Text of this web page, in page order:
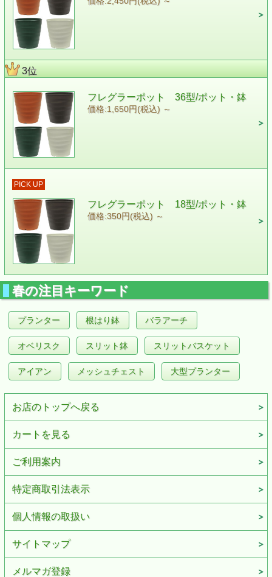
3位
フレグラーポット 36型/ポット・鉢
価格:1,650円(税込) ～
PICK UP
フレグラーポット 18型/ポット・鉢
価格:350円(税込) ～
春の注目キーワード
プランター 根はり鉢 バラアーチ
オベリスク スリット鉢 スリットバスケット
アイアン メッシュチェスト 大型プランター
お店のトップへ戻る
カートを見る
ご利用案内
特定商取引法表示
個人情報の取扱い
サイトマップ
メルマガ登録